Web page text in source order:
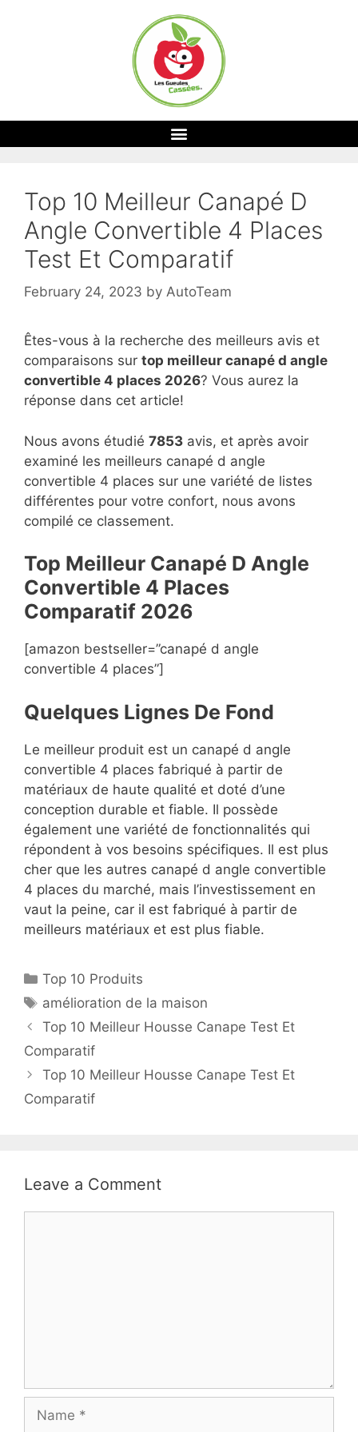
Top 10 Meilleur Canapé D
Angle Convertible 4 Places
Test Et Comparatif
February 24, 2023 by AutoTeam
Êtes-vous à la recherche des meilleurs avis et
comparaisons sur top meilleur canapé d angle
convertible 4 places 2026? Vous aurez la
réponse dans cet article!
Nous avons étudié 7853 avis, et après avoir
examiné les meilleurs canapé d angle
convertible 4 places sur une variété de listes
différentes pour votre confort, nous avons
compilé ce classement.
Top Meilleur Canapé D Angle
Convertible 4 Places
Comparatif 2026
[amazon bestseller=”canapé d angle
convertible 4 places”]
Quelques Lignes De Fond
Le meilleur produit est un canapé d angle
convertible 4 places fabriqué à partir de
matériaux de haute qualité et doté d’une
conception durable et fiable. Il possède
également une variété de fonctionnalités qui
répondent à vos besoins spécifiques. Il est plus
cher que les autres canapé d angle convertible
4 places du marché, mais l’investissement en
vaut la peine, car il est fabriqué à partir de
meilleurs matériaux et est plus fiable.
Top 10 Produits
amélioration de la maison
Top 10 Meilleur Housse Canape Test Et
Comparatif
Top 10 Meilleur Housse Canape Test Et
Comparatif
Leave a Comment